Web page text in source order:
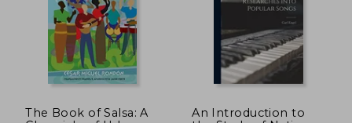
The Book of Salsa: A
An Introduction to